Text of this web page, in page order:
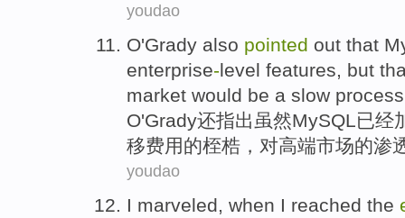
youdao
O'Grady also pointed out that
enterprise-level features, but
market would be a slow
O'Grady还指出 虽然MySQL已经
移费用的桎梏，对高端市场的渗
youdao
I marveled, when I reached the